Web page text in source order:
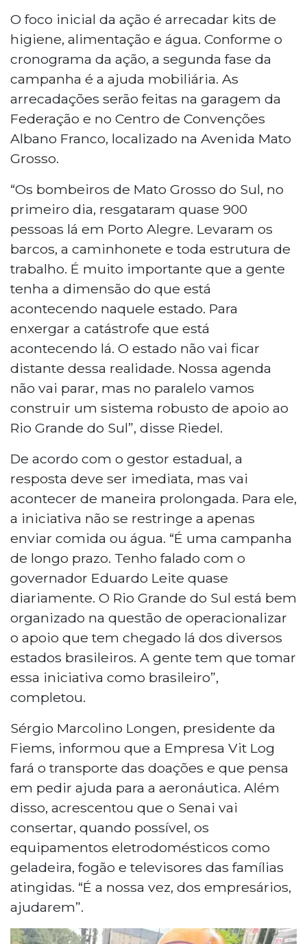
O foco inicial da ação é arrecadar kits de
higiene, alimentação e água. Conforme o
cronograma da ação, a segunda fase da
campanha é a ajuda mobiliária. As
arrecadações serão feitas na garagem da
Federação e no Centro de Convenções
Albano Franco, localizado na Avenida Mato
Grosso.
“Os bombeiros de Mato Grosso do Sul, no
primeiro dia, resgataram quase 900
pessoas lá em Porto Alegre. Levaram os
barcos, a caminhonete e toda estrutura de
trabalho. É muito importante que a gente
tenha a dimensão do que está
acontecendo naquele estado. Para
enxergar a catástrofe que está
acontecendo lá. O estado não vai ficar
distante dessa realidade. Nossa agenda
não vai parar, mas no paralelo vamos
construir um sistema robusto de apoio ao
Rio Grande do Sul”, disse Riedel.
De acordo com o gestor estadual, a
resposta deve ser imediata, mas vai
acontecer de maneira prolongada. Para ele,
a iniciativa não se restringe a apenas
enviar comida ou água. “É uma campanha
de longo prazo. Tenho falado com o
governador Eduardo Leite quase
diariamente. O Rio Grande do Sul está bem
organizado na questão de operacionalizar
o apoio que tem chegado lá dos diversos
estados brasileiros. A gente tem que tomar
essa iniciativa como brasileiro”,
completou.
Sérgio Marcolino Longen, presidente da
Fiems, informou que a Empresa Vit Log
fará o transporte das doações e que pensa
em pedir ajuda para a aeronáutica. Além
disso, acrescentou que o Senai vai
consertar, quando possível, os
equipamentos eletrodomésticos como
geladeira, fogão e televisores das famílias
atingidas. “É a nossa vez, dos empresários,
ajudarem”.